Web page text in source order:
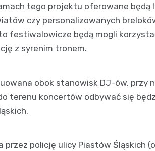
tego projektu oferowane
czy personalizowanych
festiwalowicze będą mogli
z syrenim tronem.
obok stanowisk DJ-ów, przy
terenu koncertów odbywać się
policję ulicy Piastów Śląskich